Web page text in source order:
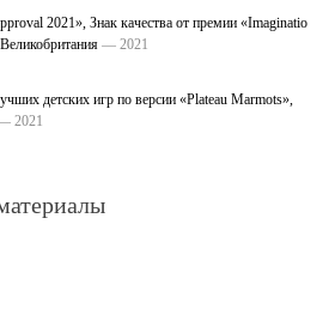
2021», Знак качества от премии «Imagination
— 2021
детских игр по версии «Plateau Marmots»,
2021